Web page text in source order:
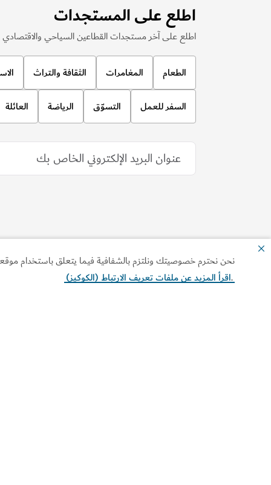
نحن نحترم خصوصيتك ونلتزم بالشفافية فيما يتعلق باستخدام
.اقرأ المزيد عن ملفات تعريف الارتباط (الكوكيز)
اطلع على المستجدات
اطلع على آخر مستجدات القطاعين السياحي والاقتصادي
الطعام المغامرات الثقافة والتراث
السفر للعمل التسوّق الرياضة العائلة